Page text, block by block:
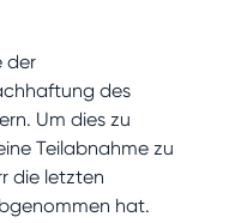
der
des
Um dies zu
Teilabnahme zu
die letzten
hat.